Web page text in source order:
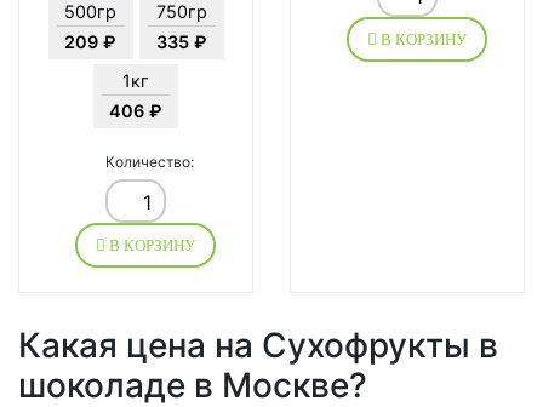
500гр
209 ₽
750гр
335 ₽
1кг
406 ₽
Количество:
В КОРЗИНУ
В КОРЗИНУ
Какая цена на Сухофрукты в
шоколаде в Москве?